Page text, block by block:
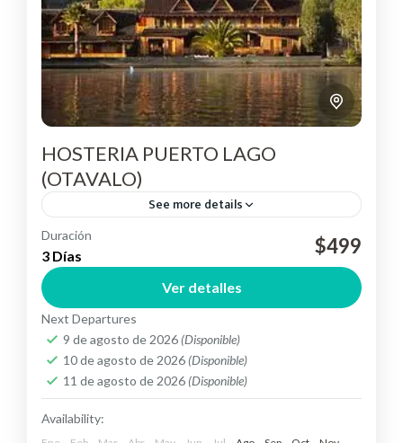
HOSTERIA PUERTO LAGO
(OTAVALO)
See more details
Otavalo
Easy
Duración
3 Días $499
Ver detalles
Next Departures
9 de agosto de 2026 (Disponible)
10 de agosto de 2026 (Disponible)
11 de agosto de 2026 (Disponible)
Availability: